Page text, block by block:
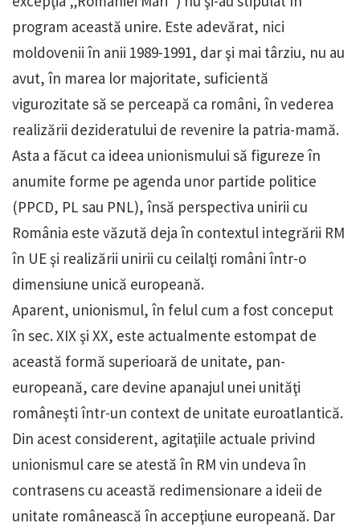
program această unire. Este adevărat, nici
moldovenii în anii 1989-1991, dar şi mai târziu, nu au
avut, în marea lor majoritate, suficientă
vigurozitate să se perceapă ca români, în vederea
realizării dezideratului de revenire la patria-mamă.
Asta a făcut ca ideea unionismului să figureze în
anumite forme pe agenda unor partide politice
(PPCD, PL sau PNL), însă perspectiva unirii cu
România este văzută deja în contextul integrării RM
în UE şi realizării unirii cu ceilalţi români într-o
dimensiune unică europeană.
Aparent, unionismul, în felul cum a fost conceput
în sec. XIX şi XX, este actualmente estompat de
această formă superioară de unitate, pan-
europeană, care devine apanajul unei unităţi
româneşti într-un context de unitate euroatlantică.
Din acest considerent, agitaţiile actuale privind
unionismul care se atestă în RM vin undeva în
contrasens cu această redimensionare a ideii de
unitate românească în accepţiune europeană. Dar